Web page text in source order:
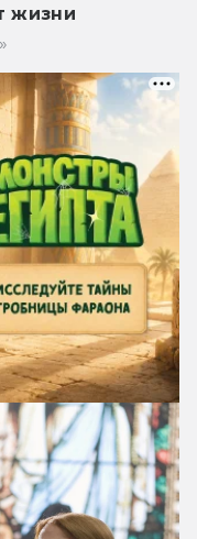
жизни